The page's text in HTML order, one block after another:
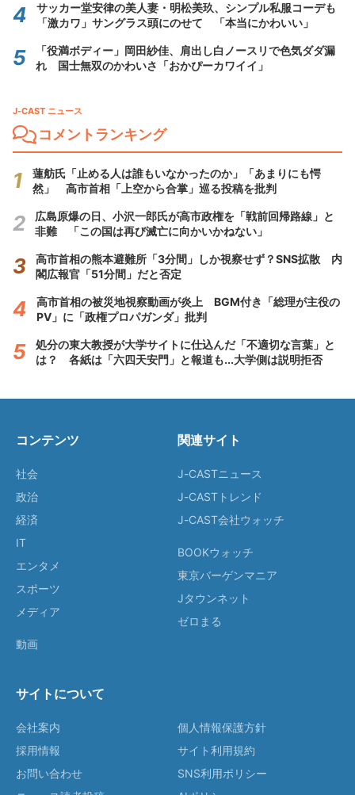
サッカー堂安律の美人妻・明松美玖、シンプル私服コーデも
「激カワ」サングラス頭にのせて 「本当にかわいい」
「役満ボディー」岡田紗佳、肩出し白ノースリで色気ダダ漏
れ 国士無双のかわいさ「おかぴーカワイイ」
J-CAST ニュース
コメントランキング
蓮舫氏「止める人は誰もいなかったのか」「あまりにも愕
然」 高市首相「上空から合掌」巡る投稿を批判
広島原爆の日、小沢一郎氏が高市政権を「戦前回帰路線」と
非難 「この国は再び滅亡に向かいかねない」
高市首相の熊本避難所「3分間」しか視察せず？SNS拡散 内
閣広報官「51分間」だと否定
高市首相の被災地視察動画が炎上 BGM付き「総理が主役の
PV」に「政権プロパガンダ」批判
処分の東大教授が大学サイトに仕込んだ「不適切な言葉」と
は？ 各紙は「六四天安門」と報道も...大学側は説明拒否
コンテンツ
社会
政治
経済
IT
エンタメ
スポーツ
メディア
動画
関連サイト
J-CASTニュース
J-CASTトレンド
J-CAST会社ウォッチ
BOOKウォッチ
東京バーゲンマニア
Jタウンネット
ゼロまる
サイトについて
会社案内
採用情報
お問い合わせ
個人情報保護方針
サイト利用規約
SNS利用ポリシー